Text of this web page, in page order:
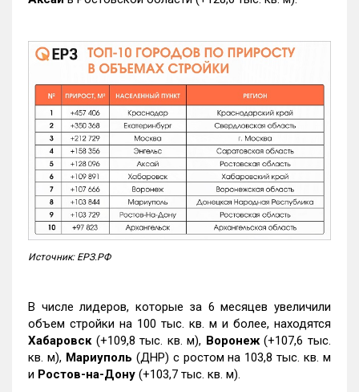
Источник: ЕРЗ.РФ
В числе лидеров, которые за 6 месяцев увеличили
объем стройки на 100 тыс. кв. м и более, находятся
Хабаровск (+109,8 тыс. кв. м), Воронеж(+107,6 тыс.
кв. м), Мариуполь (ДНР) с ростом на 103,8 тыс. кв. м
и Ростов-на-Дону (+103,7 тыс. кв. м).